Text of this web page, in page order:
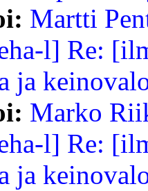
Martti
l] Re:
ja
Marko
l] Re:
ja